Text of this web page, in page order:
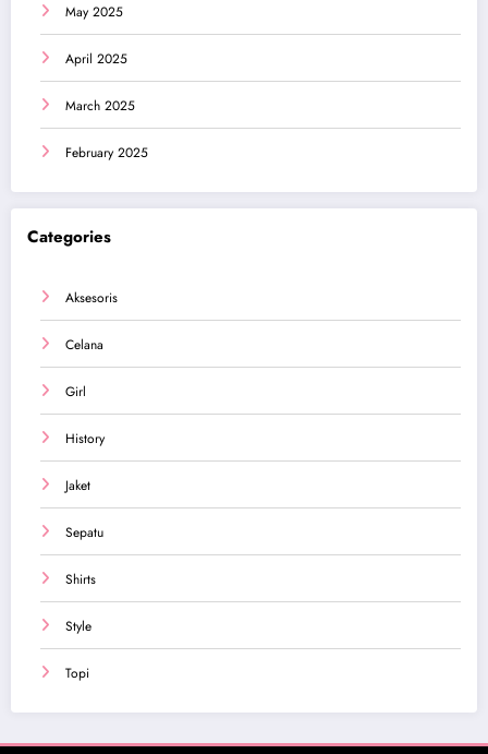
May 2025
April 2025
March 2025
February 2025
Categories
Aksesoris
Celana
Girl
History
Jaket
Sepatu
Shirts
Style
Topi